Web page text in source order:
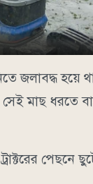
জলাবদ্ধ হয়ে
সেই মাছ ধরতে
পেছনে